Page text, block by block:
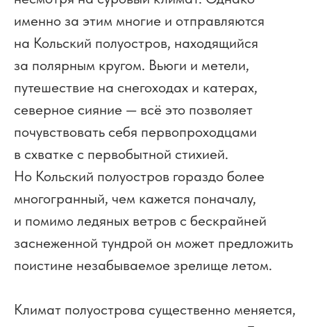
именно за этим многие и отправляются
на Кольский полуостров, находящийся
за полярным кругом. Вьюги и метели,
путешествие на снегоходах и катерах,
северное сияние — всё это позволяет
почувствовать себя первопроходцами
в схватке с первобытной стихией.
Но Кольский полуостров гораздо более
многогранный, чем кажется поначалу,
и помимо ледяных ветров с бескрайней
заснеженной тундрой он может предложить
поистине незабываемое зрелище летом.
Климат полуострова существенно меняется,